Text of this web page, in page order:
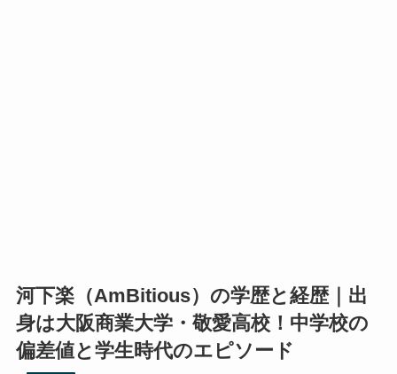
河下楽（AmBitious）の学歴と経歴｜出
身は大阪商業大学・敬愛高校！中学校の
偏差値と学生時代のエピソード